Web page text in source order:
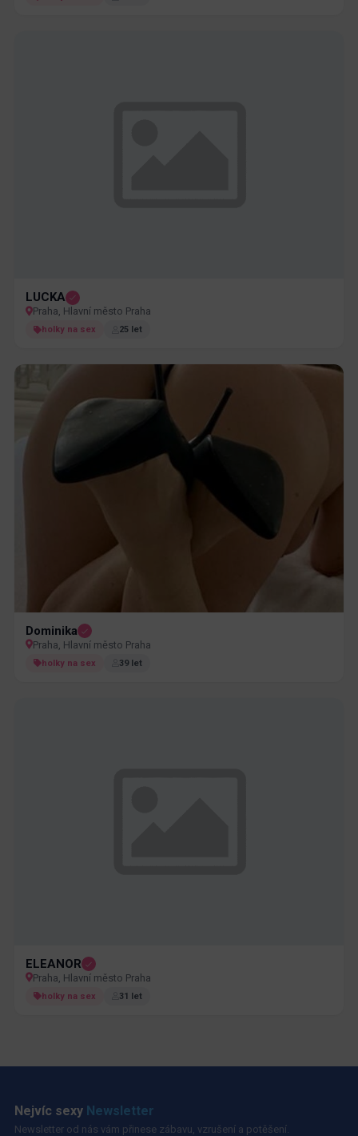
LUCKA
Praha, Hlavní město Praha
holky na sex 25 let
Dominika
Praha, Hlavní město Praha
holky na sex 39 let
ELEANOR
Praha, Hlavní město Praha
holky na sex 31 let
Nejvíc sexy Newsletter
Newsletter od nás vám přinese zábavu, vzrušení a potěšení.